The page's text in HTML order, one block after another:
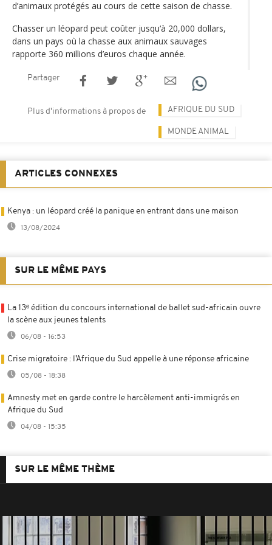
d’animaux protégés au cours de cette saison de chasse.
Chasser un léopard peut coûter jusqu‘à 20,000 dollars,
dans un pays où la chasse aux animaux sauvages
rapporte 360 millions d’euros chaque année.
Partager
Plus d'informations à propos de AFRIQUE DU SUD
MONDE ANIMAL
ARTICLES CONNEXES
Kenya : un léopard créé la panique en entrant dans une maison
13/08/2024
SUR LE MÊME PAYS
La 13ᵉ édition du concours international de ballet sud-africain ouvre
la scène aux jeunes talents
06/08 - 16:53
Crise migratoire : l’Afrique du Sud appelle à une réponse africaine
05/08 - 18:38
Amnesty met en garde contre le harcèlement anti-immigrés en
Afrique du Sud
04/08 - 15:35
SUR LE MÊME THÈME